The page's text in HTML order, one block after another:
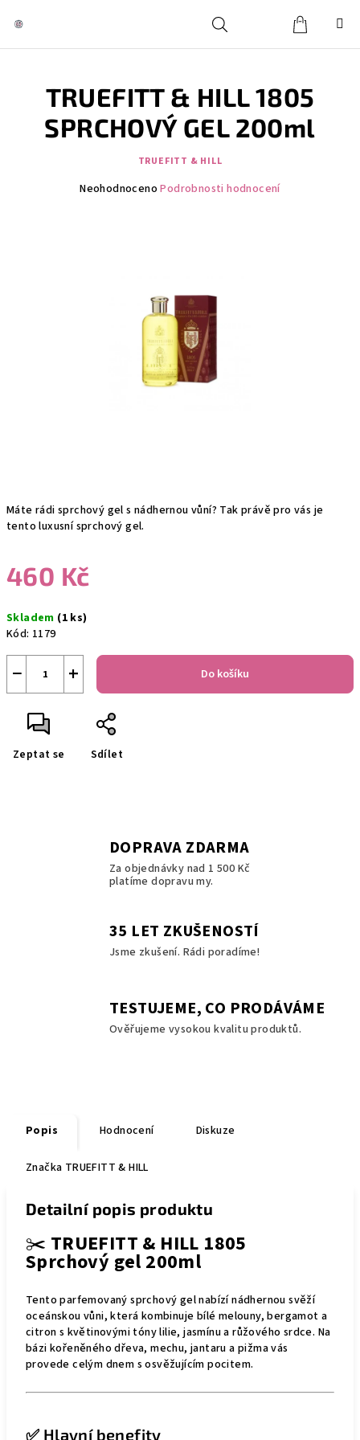
HledatPřihlášeníKošík
Máte rádi sprchový gel s nádhernou vůní? Tak právě pro vás je
tento luxusní sprchový gel.
460 Kč
cena:
Skladem (1 ks)
Kód: 1179
+
− Do košíku
Zeptat se Sdílet
TRUEFITT & HILL 1805
SPRCHOVÝ GEL 200ml
TRUEFITT & HILL
Průměrné
Neohodnoceno Podrobnosti hodnocení
DOPRAVA ZDARMA
Za objednávky nad 1 500 Kč
platíme dopravu my.
35 LET ZKUŠENOSTÍ
Jsme zkušení. Rádi poradíme!
TESTUJEME, CO PRODÁVÁME
Ověřujeme vysokou kvalitu produktů.
Popis Hodnocení Diskuze
Značka TRUEFITT & HILL
Detailní popis produktu
✂️ TRUEFITT & HILL 1805
Sprchový gel 200ml
Tento parfemovaný sprchový gel nabízí nádhernou svěží
oceánskou vůni, která kombinuje bílé melouny, bergamot a
citron s květinovými tóny lilie, jasmínu a růžového srdce. Na
bázi kořeněného dřeva, mechu, jantaru a pižma vás
provede celým dnem s osvěžujícím pocitem.
✅ Hlavní benefity